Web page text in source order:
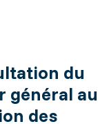
du
général au
des